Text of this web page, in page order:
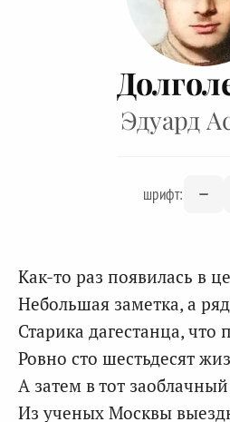
Эдуард
шрифт:
Как-то раз появилась в
Небольшая заметка, а
Старика дагестанца, что
Ровно сто шестьдесят
А затем в тот
Из ученых Москвы